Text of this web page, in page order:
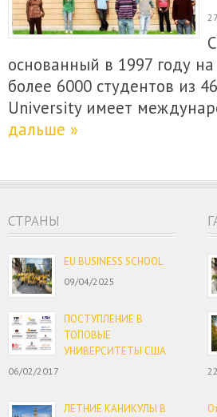
основанный в 1997 году
более 6000 студентов из
University имеет
дальше »
CТРАНЫ
EU BUSINESS SCHOOL
09/04/2025
ПОСТУПЛЕНИЕ В
ТОПОВЫЕ
УНИВЕРСИТЕТЫ США
06/02/2017
ЛЕТНИЕ КАНИКУЛЫ В